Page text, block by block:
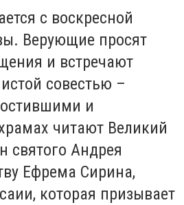
с воскресной
Верующие просят
и встречают
совестью –
и
читают Великий
святого Андрея
Ефрема Сирина,
которая призывает